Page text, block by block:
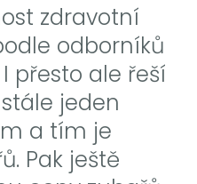
zdravotní
odborníků
přesto ale řeší
jeden
a tím je
Pak ještě